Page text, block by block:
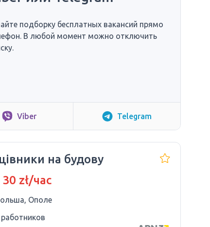
подборку бесплатных вакансий прямо
В любой момент можно отключить
Viber Telegram
на будову
zł/час
Ополе
работников